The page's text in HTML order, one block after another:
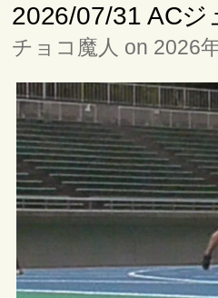
2026/07/31 ACジ
チョコ魔人 on 2026